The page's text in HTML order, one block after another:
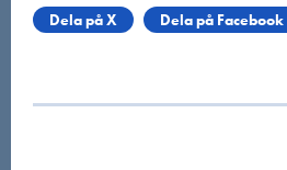
Dela på X
Dela på Facebook